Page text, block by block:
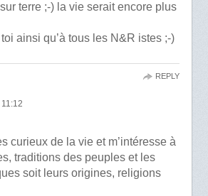
terre ;-) la vie serait encore plus
ainsi qu’à tous les N&R istes ;-)
curieux de la vie et m’intéresse à
traditions des peuples et les
soit leurs origines, religions
REPLY